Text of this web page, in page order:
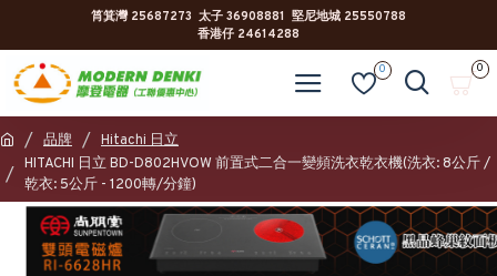
筲箕灣 25687273 太子 36908881 堅尼地城 25550788
香港仔 24614288
0 0
品牌
Hitachi 日立
HITACHI 日立 BD-D802HVOW 前置式二合一變頻洗衣乾衣機(洗衣: 8公斤 /
乾衣: 5公斤 - 1200轉/分鐘)